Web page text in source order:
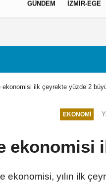
GÜNDEM İZMIR-EGE
ekonomisi ilk çeyrekte yüzde 2
EKONOMI
ekonomisi
ekonomisi, yılın ilk